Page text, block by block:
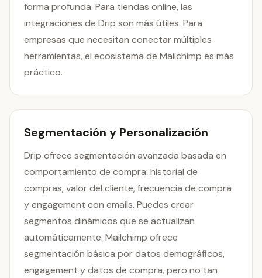
forma profunda. Para tiendas online, las
integraciones de Drip son más útiles. Para
empresas que necesitan conectar múltiples
herramientas, el ecosistema de Mailchimp es más
práctico.
Segmentación y Personalización
Drip ofrece segmentación avanzada basada en
comportamiento de compra: historial de
compras, valor del cliente, frecuencia de compra
y engagement con emails. Puedes crear
segmentos dinámicos que se actualizan
automáticamente. Mailchimp ofrece
segmentación básica por datos demográficos,
engagement y datos de compra, pero no tan